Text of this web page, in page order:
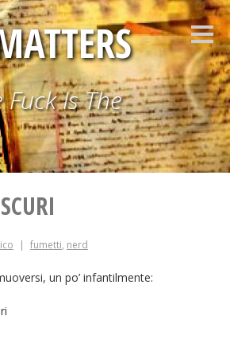
Is The
Barra
fumetti, nerd
un po’ infantilmente: